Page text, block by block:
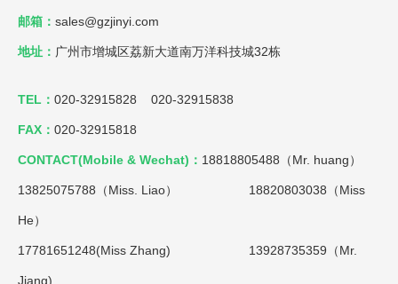
邮箱： sales@gzjinyi.com
地址： 广州市增城区荔新大道南万洋科技城32栋
TEL： 020-32915828 020-32915838
FAX： 020-32915818
CONTACT(Mobile & Wechat)： 18818805488（Mr. huang）
13825075788（Miss. Liao） 18820803038（Miss
He）
17781651248(Miss Zhang) 13928735359（Mr.
Jiang)